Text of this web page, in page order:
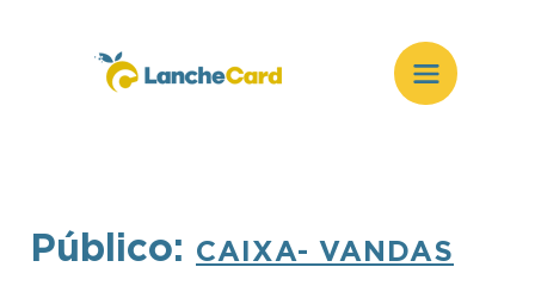
Público: CAIXA- VANDAS